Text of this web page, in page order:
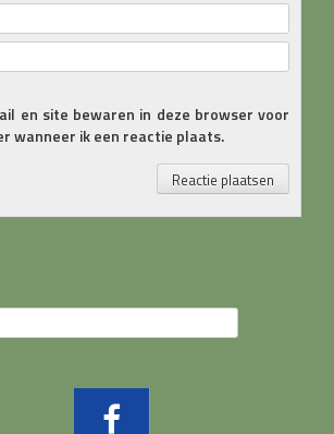
en site bewaren in deze browser voor
wanneer ik een reactie plaats.